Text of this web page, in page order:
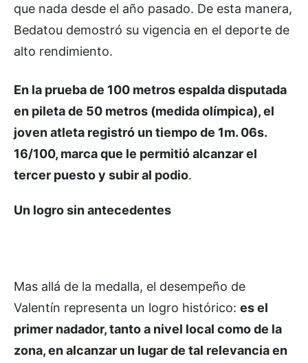
que nada desde el año pasado. De esta manera,
Bedatou demostró su vigencia en el deporte de
alto rendimiento.
En la prueba de 100 metros espalda disputada
en pileta de 50 metros (medida olímpica), el
joven atleta registró un tiempo de 1m. 06s.
16/100, marca que le permitió alcanzar el
tercer puesto y subir al podio.
Un logro sin antecedentes
Mas allá de la medalla, el desempeño de
Valentín representa un logro histórico: es el
primer nadador, tanto a nivel local como de la
zona, en alcanzar un lugar de tal relevancia en